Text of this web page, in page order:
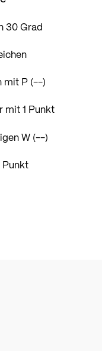
30 Grad
mit P (--)
mit 1 Punkt
W (--)
Punkt